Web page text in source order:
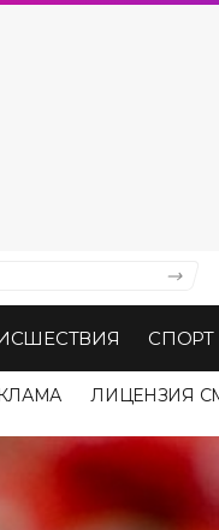
СПОРТ
ЛИЦЕНЗИЯ